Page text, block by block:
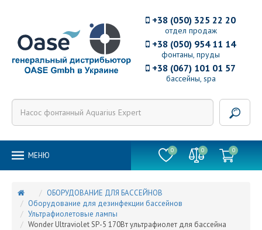
отдел продаж
+38 (050) 325 22 20
фонтаны, пруды
+38 (050) 954 11 14
бассейны, spa
+38 (067) 101 01 57
MEНЮ
0 0 0
ОБОРУДОВАНИЕ ДЛЯ БАССЕЙНОВ
Оборудование для дезинфекции бассейнов
Ультрафиолетовые лампы
Wonder Ultraviolet SP-5 170Вт ультрафиолет для бассейна